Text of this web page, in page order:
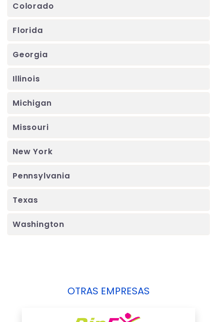
Colorado
Florida
Georgia
Illinois
Michigan
Missouri
New York
Pennsylvania
Texas
Washington
OTRAS EMPRESAS